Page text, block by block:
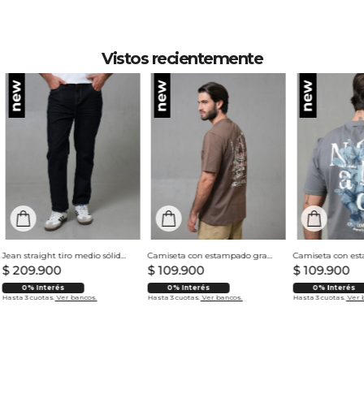
Vistos recientemente
Jean straight tiro medio sólido para hombre
$ 209.900
0% Interés
Hasta 3 cuotas. Ver bancos.
Camiseta con estampado grande en espalda para hombre
$ 109.900
0% Interés
Hasta 3 cuotas. Ver bancos.
$ 109.900
0% Interés
Hasta 3 cuotas. Ver